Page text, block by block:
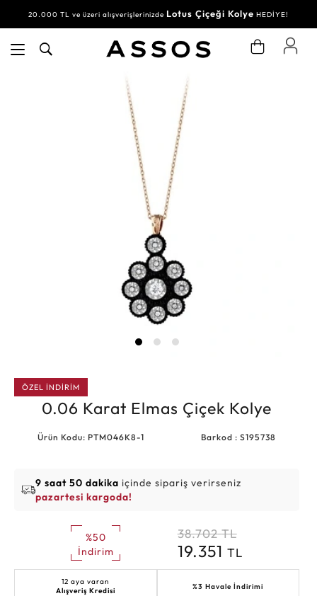
20.000 TL ve üzeri alışverişlerinizde Lotus Çiçeği Kolye HEDİYE!
ÖZEL İNDİRİM
0.06 Karat Elmas Çiçek Kolye
Ürün Kodu: PTM046K8-1 Barkod : S195738
9 saat 50 dakika içinde sipariş verirseniz
pazartesi kargoda!
%50
İndirim
38.702 TL
19.351 TL
12 aya varan
Alışveriş Kredisi
%3 Havale İndirimi